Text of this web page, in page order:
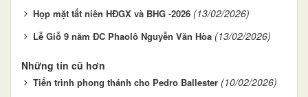
Họp mặt tất niên HĐGX và BHG -2026 (13/02/2026)
Lễ Giỗ 9 năm ĐC Phaolô Nguyễn Văn Hòa (13/02/2026)
Những tin cũ hơn
Tiến trình phong thánh cho Pedro Ballester (10/02/2026)